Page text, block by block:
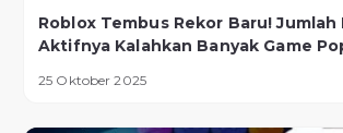
Roblox Tembus Rekor Baru! Jumlah
Aktifnya Kalahkan Banyak Game
25 Oktober 2025